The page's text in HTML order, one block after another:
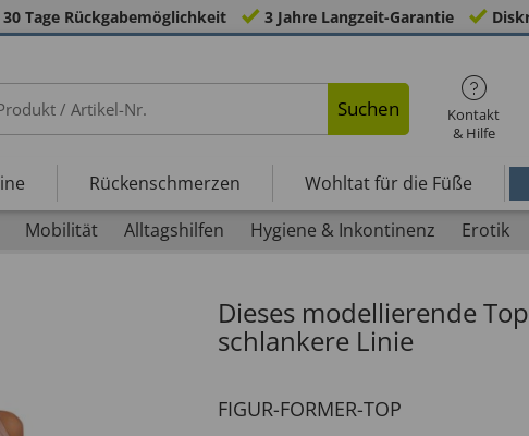
30 Tage Rückgabemöglichkeit 3 Jahre Langzeit-Garantie
Suchen
Kontakt
& Hilfe
Rückenschmerzen Wohltat für die Füße
Mobilität Alltagshilfen Hygiene & Inkontinenz Erotik
Dieses modellierende
schlankere Linie
FIGUR-FORMER-TOP